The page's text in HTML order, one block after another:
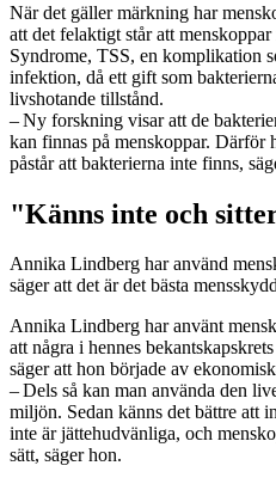
När det gäller märkning har
att det felaktigt står att
Syndrome, TSS, en komplikation
infektion, då ett gift som
livshotande tillstånd.
– Ny forskning visar att de
kan finnas på menskoppar. Därför
påstår att bakterierna inte finns,
"Känns inte och
Annika Lindberg har använd
säger att det är det bästa
Annika Lindberg har använt
att några i hennes
säger att hon började av
– Dels så kan man använda den
miljön. Sedan känns det bättre att
inte är jättehudvänliga, och
sätt, säger hon.